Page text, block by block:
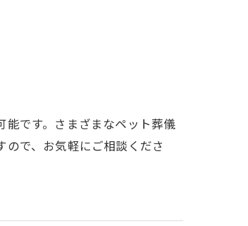
です。さまざまなペット葬儀
で、お気軽にご相談くださ